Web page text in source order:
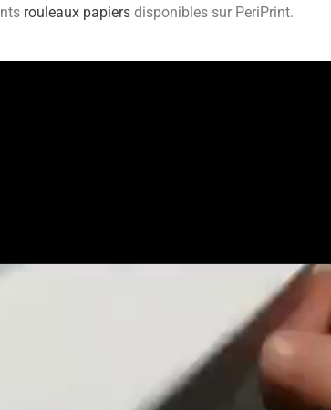
rouleaux papiers disponibles sur PeriPrint.